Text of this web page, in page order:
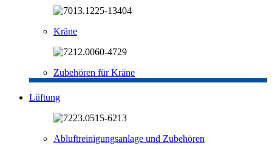
Kräne
Zubehören für Kräne
Lüftung
Abluftreinigungsanlage und Zubehören